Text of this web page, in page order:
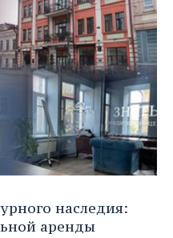
наследия:
аренды